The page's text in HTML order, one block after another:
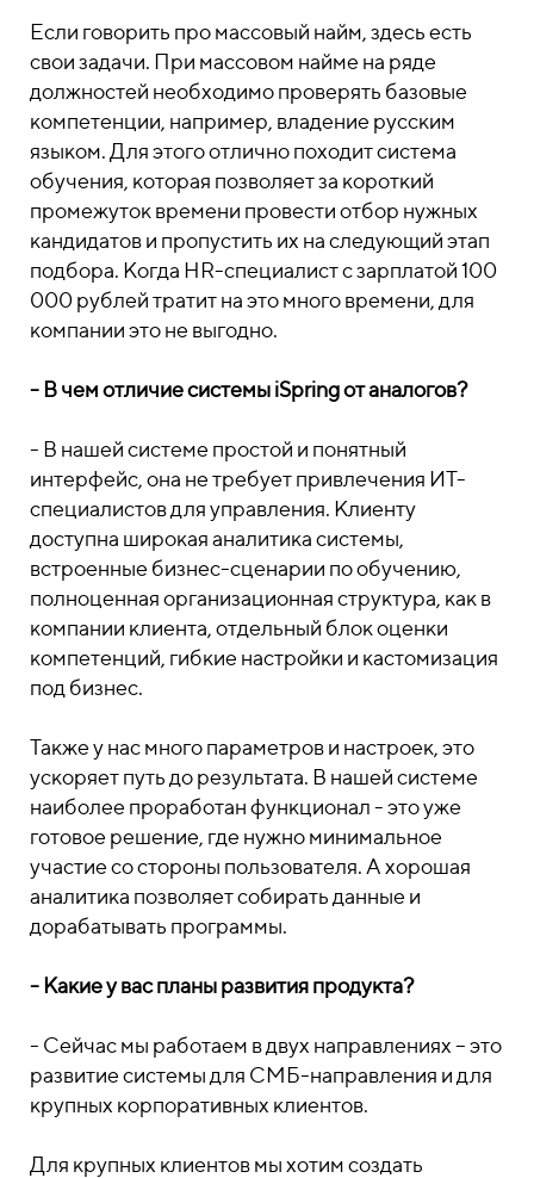
Если говорить про массовый найм, здесь есть
свои задачи. При массовом найме на ряде
должностей необходимо проверять базовые
компетенции, например, владение русским
языком. Для этого отлично походит система
обучения, которая позволяет за короткий
промежуток времени провести отбор нужных
кандидатов и пропустить их на следующий этап
подбора. Когда HR-специалист с зарплатой 100
000 рублей тратит на это много времени, для
компании это не выгодно.
- В чем отличие системы iSpring от аналогов?
- В нашей системе простой и понятный
интерфейс, она не требует привлечения ИТ-
специалистов для управления. Клиенту
доступна широкая аналитика системы,
встроенные бизнес-сценарии по обучению,
полноценная организационная структура, как в
компании клиента, отдельный блок оценки
компетенций, гибкие настройки и кастомизация
под бизнес.
Также у нас много параметров и настроек, это
ускоряет путь до результата. В нашей системе
наиболее проработан функционал - это уже
готовое решение, где нужно минимальное
участие со стороны пользователя. А хорошая
аналитика позволяет собирать данные и
дорабатывать программы.
- Какие у вас планы развития продукта?
- Сейчас мы работаем в двух направлениях – это
развитие системы для СМБ-направления и для
крупных корпоративных клиентов.
Для крупных клиентов мы хотим создать